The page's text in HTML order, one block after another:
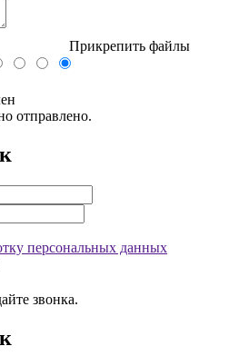
Прикрепить файлы
отправлено.
персональных данных
звонка.